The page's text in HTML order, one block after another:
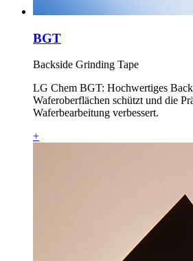
BGT
Backside Grinding Tape
LG Chem BGT: Hochwertiges
Waferoberflächen schützt und die
Waferbearbeitung verbessert.
+